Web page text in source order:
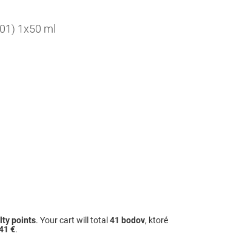
1x50 ml
points. Your cart will total 41 bodov, ktoré
€.